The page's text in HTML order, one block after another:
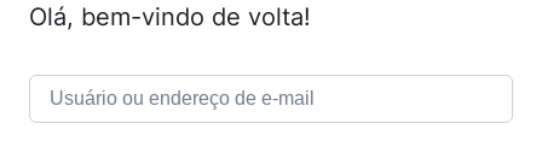
Olá, bem-vindo de volta!